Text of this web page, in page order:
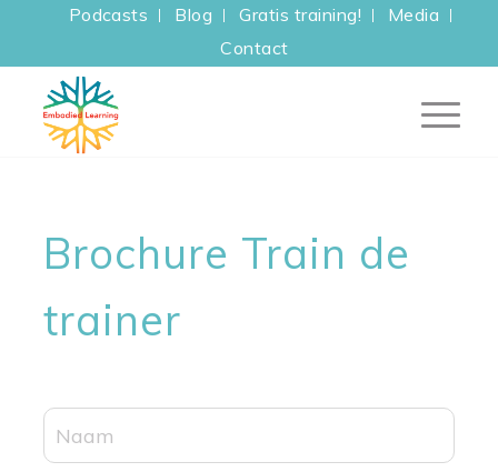
Podcasts Blog Gratis training!
Media
Contact
Brochure Train de
trainer